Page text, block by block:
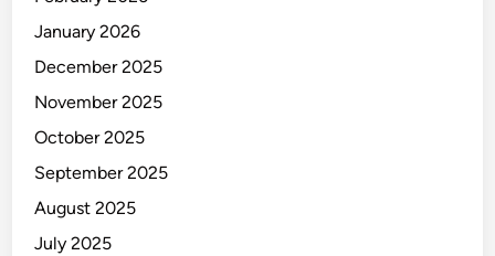
January 2026
December 2025
November 2025
October 2025
September 2025
August 2025
July 2025